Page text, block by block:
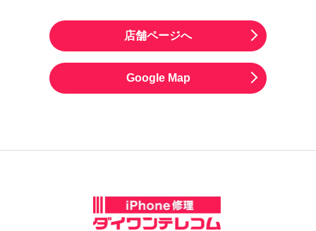
店舗ページへ
Google Map